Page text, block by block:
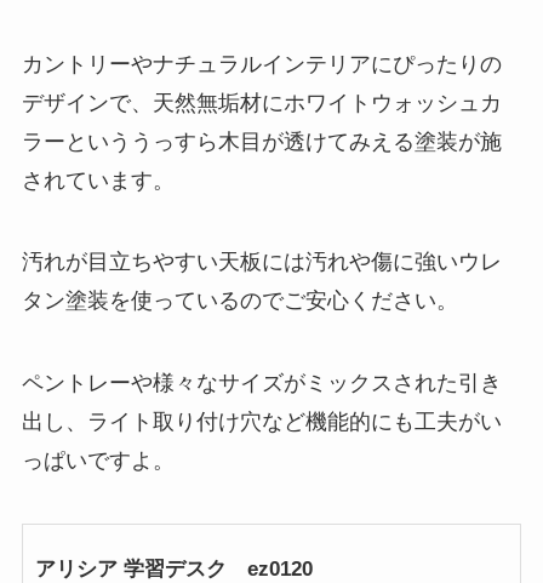
カントリーやナチュラルインテリアにぴったりの
デザインで、天然無垢材にホワイトウォッシュカ
ラーといううっすら木目が透けてみえる塗装が施
されています。
汚れが目立ちやすい天板には汚れや傷に強いウレ
タン塗装を使っているのでご安心ください。
ペントレーや様々なサイズがミックスされた引き
出し、ライト取り付け穴など機能的にも工夫がい
っぱいですよ。
アリシア 学習デスク ez0120